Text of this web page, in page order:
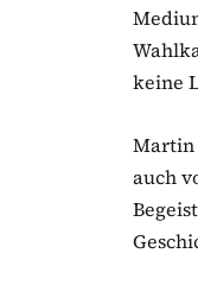
keine
Martin
auch